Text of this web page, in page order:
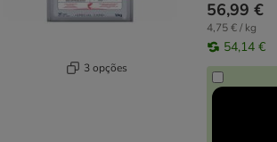
3 opções
56,99 €
4,75 € / kg
54,14 €